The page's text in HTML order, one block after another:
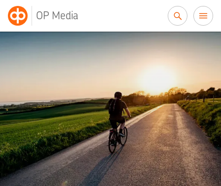
OP Media